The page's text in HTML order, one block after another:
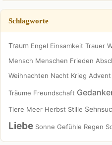
Schlagworte
Traum Engel Einsamkeit Trauer
Mensch Menschen Frieden
Weihnachten Nacht Krieg Advent
Träume Freundschaft
Tiere Meer Herbst Stille
Liebe Sonne Gefühle Regen